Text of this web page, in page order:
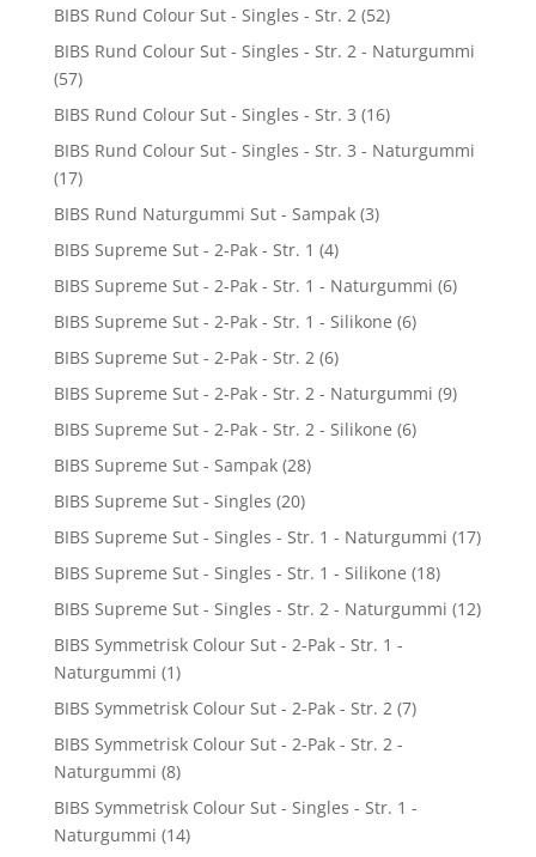
BIBS Rund Colour Sut - Singles - Str. 2 (52)
BIBS Rund Colour Sut - Singles - Str. 2 - Naturgummi
(57)
BIBS Rund Colour Sut - Singles - Str. 3 (16)
BIBS Rund Colour Sut - Singles - Str. 3 - Naturgummi
(17)
BIBS Rund Naturgummi Sut - Sampak (3)
BIBS Supreme Sut - 2-Pak - Str. 1 (4)
BIBS Supreme Sut - 2-Pak - Str. 1 - Naturgummi (6)
BIBS Supreme Sut - 2-Pak - Str. 1 - Silikone (6)
BIBS Supreme Sut - 2-Pak - Str. 2 (6)
BIBS Supreme Sut - 2-Pak - Str. 2 - Naturgummi (9)
BIBS Supreme Sut - 2-Pak - Str. 2 - Silikone (6)
BIBS Supreme Sut - Sampak (28)
BIBS Supreme Sut - Singles (20)
BIBS Supreme Sut - Singles - Str. 1 - Naturgummi (17)
BIBS Supreme Sut - Singles - Str. 1 - Silikone (18)
BIBS Supreme Sut - Singles - Str. 2 - Naturgummi (12)
BIBS Symmetrisk Colour Sut - 2-Pak - Str. 1 -
Naturgummi (1)
BIBS Symmetrisk Colour Sut - 2-Pak - Str. 2 (7)
BIBS Symmetrisk Colour Sut - 2-Pak - Str. 2 -
Naturgummi (8)
BIBS Symmetrisk Colour Sut - Singles - Str. 1 -
Naturgummi (14)